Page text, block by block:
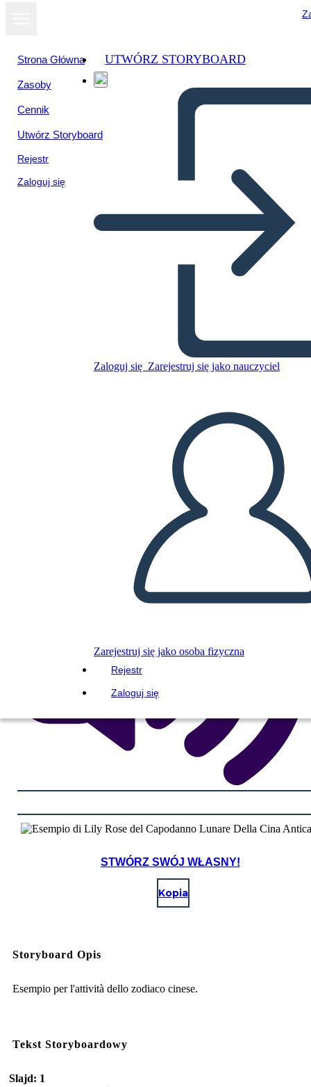
Strona Główna
Zasoby
Cennik
Utwórz Storyboard
Rejestr
Zaloguj się
UTWÓRZ STORYBOARD
Zaloguj się Zarejestruj się jako nauczyciel
Zarejestruj się jako osoba fizyczna
Rejestr
Zaloguj się
Capodanno Lunare Della
Cina Antica
Skopiuj tę scenorys
STWÓRZ SCENORYS
ODTWARZANIE POKAZU SLAJDÓW
PRZECZYTAJ MI
STWÓRZ SWÓJ WŁASNY!
Kopia
Storyboard Opis
Esempio per l'attività dello zodiaco cinese.
Tekst Storyboardowy
Slajd: 1